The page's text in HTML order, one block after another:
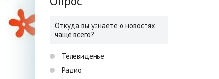
Откуда вы узнаете о новостях
чаще всего?
Телевиденье
Радио